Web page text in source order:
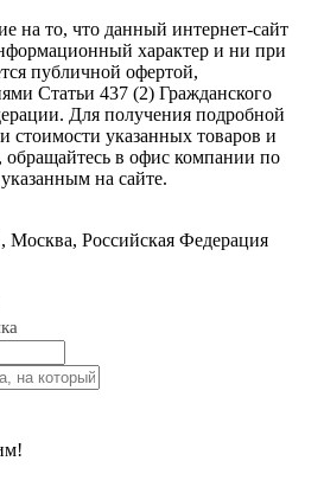
на то, что данный интернет-сайт
характер и ни при
публичной офертой,
Статьи 437 (2) Гражданского
Для получения подробной
указанных товаров и
обращайтесь в офис компании по
на сайте.
, Москва, Российская Федерация